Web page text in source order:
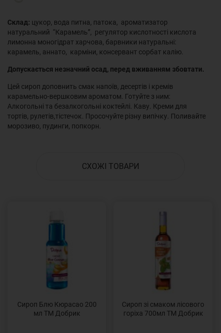
Склад: цукор, вода питна, патока, ароматизатор
натуральний “Карамель”, регулятор кислотності кислота
лимонна моногідрат харчова, барвники натуральні:
карамель, аннато, карміни, консервант сорбат калію.
Допускається незначний осад, перед вживанням збовтати.
Цей сироп доповнить смак напоїв, десертів і кремів
карамельно-вершковим ароматом. Готуйте з ним:
Алкогольні та безалкогольні коктейлі. Каву. Креми для
тортів, рулетів,тістечок. Просочуйте різну випічку. Поливайте
морозиво, пудинги, попкорн.
СХОЖІ ТОВАРИ
Сироп Блю Кюрасао 200
мл ТМ Добрик
Сироп зі смаком лісового
горіха 700мл ТМ Добрик